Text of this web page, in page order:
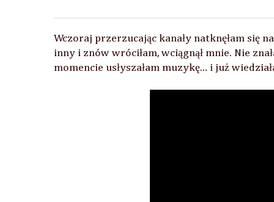
Wczoraj przerzucając kanały natknęłam się
inny i znów wróciłam, wciągnął mnie. Nie
momencie usłyszałam muzykę... i już